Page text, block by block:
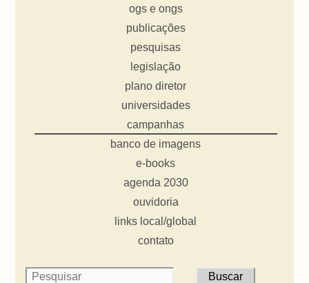
ogs e ongs
publicações
pesquisas
legislação
plano diretor
universidades
campanhas
banco de imagens
e-books
agenda 2030
ouvidoria
links local/global
contato